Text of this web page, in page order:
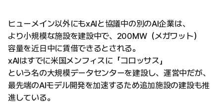
ヒューメイン以外にもxAIと協議中の別のAI企業は、
より小規模な施設を建設中で、200MW（メガワット）
容量を近日中に賃借できるとされる。
xAIはすでに米国メンフィスに「コロッサス」
という名の大規模データセンターを建設し、運営中だが、
最先端のAIモデル開発を加速するため追加施設の建設も推
進している。